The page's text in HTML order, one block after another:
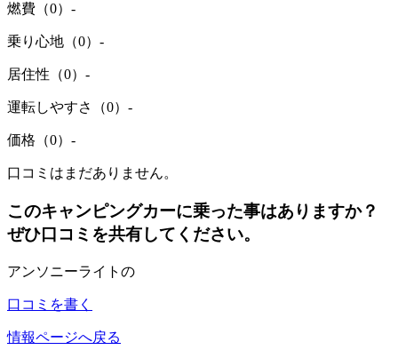
燃費（0） -
乗り心地（0） -
居住性（0） -
運転しやすさ（0） -
価格（0） -
口コミはまだありません。
このキャンピングカーに乗った事はありますか？
ぜひ口コミを共有してください。
アンソニーライトの
口コミを書く
情報ページへ戻る